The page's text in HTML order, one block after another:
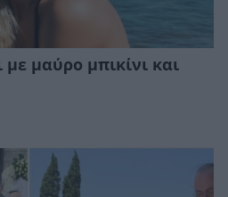
μαύρο μπικίνι και